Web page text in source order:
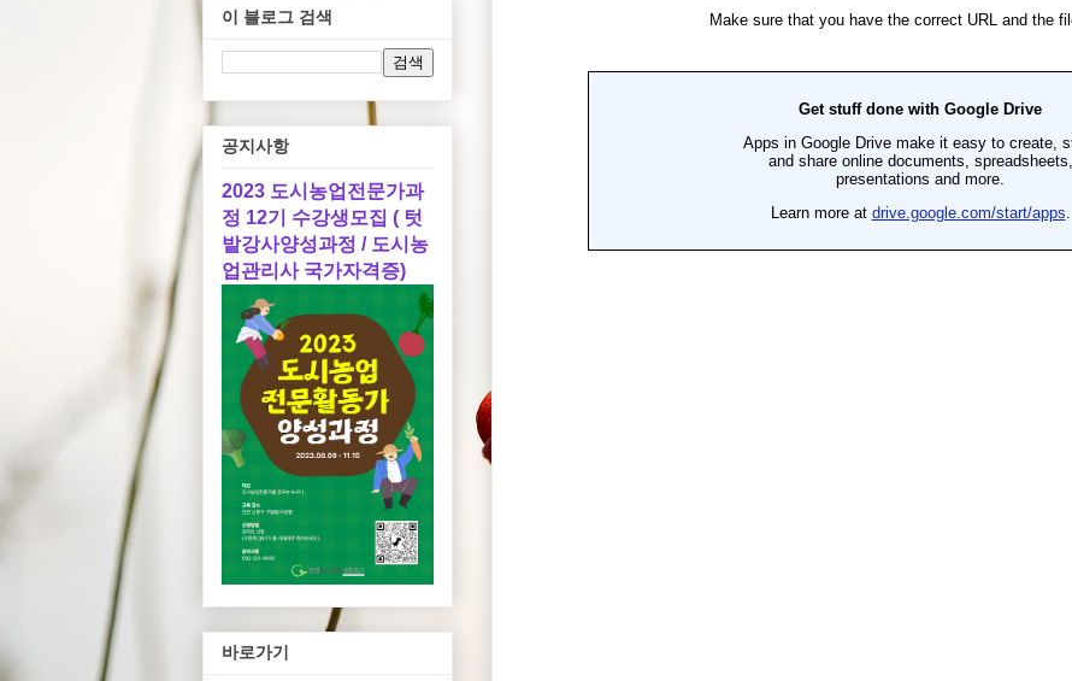
이 블로그 검색
공지사항
2023 도시농업전문가과
정 12기 수강생모집 ( 텃
밭강사양성과정 / 도시농
업관리사 국가자격증)
바로가기